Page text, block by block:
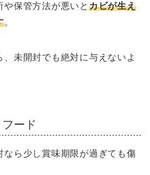
や保管方法が悪いと カビが生え
。
未開封でも絶対に与えないよ
フード
なら少し賞味期限が過ぎても傷